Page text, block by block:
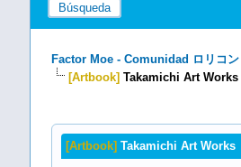
Búsqueda
Factor Moe - Comunidad ロリコン
[Artbook] Takamichi Art Works
[Artbook] Takamichi Art Works